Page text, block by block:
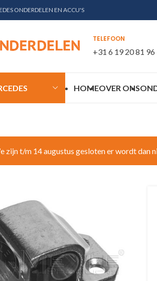
ONDERDELEN EN ACCU'S
TELEFOON
+31 6 19 20 81 96
HOMEOVER ONS
zijn t/m 14 augustus gesloten er wordt dan